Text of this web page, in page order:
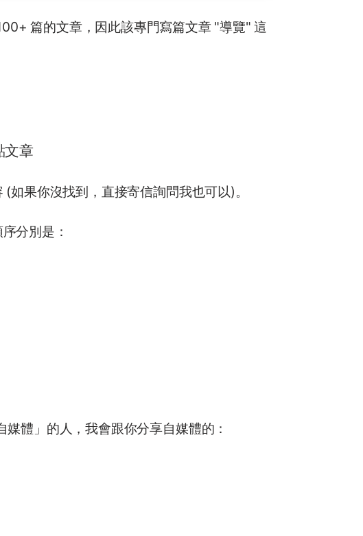
篇的文章，因此該專門寫篇文章 "導覽" 這
文章
果你沒找到，直接寄信詢問我也可以)。
分別是：
體」的人，我會跟你分享自媒體的：